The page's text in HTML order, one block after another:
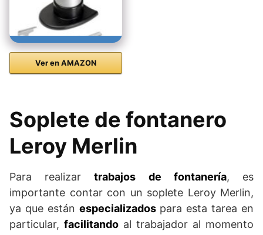
Ver en AMAZON
Soplete de fontanero
Leroy Merlin
Para realizartrabajos de fontanería, es
importante contar con un soplete Leroy Merlin,
ya que están especializadospara esta tarea en
particular, facilitando al trabajador al momento